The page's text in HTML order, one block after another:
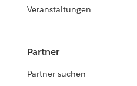
Veranstaltungen
Partner
Partner suchen